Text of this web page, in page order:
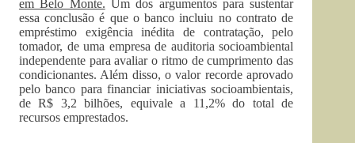
em Belo Monte. Um dos argumentos para sustentar
essa conclusão é que o banco incluiu no contrato de
empréstimo exigência inédita de contratação, pelo
tomador, de uma empresa de auditoria socioambiental
independente para avaliar o ritmo de cumprimento das
condicionantes. Além disso, o valor recorde aprovado
pelo banco para financiar iniciativas socioambientais,
de R$ 3,2 bilhões, equivale a 11,2% do total de
recursos emprestados.